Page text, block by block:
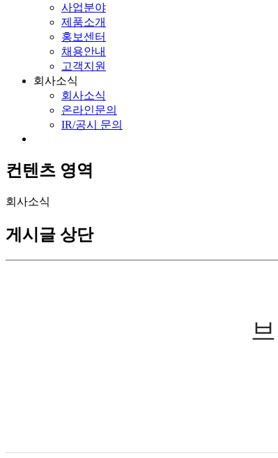
사업분야
제품소개
홍보센터
채용안내
고객지원
회사소식
회사소식
온라인문의
IR/공시 문의
컨텐츠 영역
회사소식
게시글 상단